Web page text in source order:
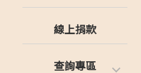
線上捐款
查詢專區